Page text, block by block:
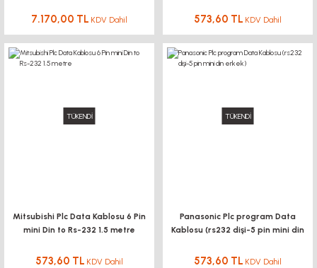
7.170,00 TL KDV Dahil 573,60 TL KDV Dahil
TÜKENDİ
Mitsubishi Plc Data Kablosu 6 Pin
mini Din to Rs-232 1.5 metre
573,60 TL KDV Dahil
TÜKENDİ
Panasonic Plc program Data
Kablosu (rs232 dişi-5 pin mini din
573,60 TL KDV Dahil